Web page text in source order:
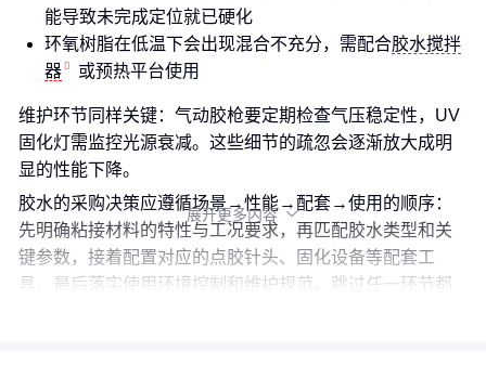
能导致未完成定位就已硬化
环氧树脂在低温下会出现混合不充分，需配合胶水搅拌
器
或预热平台使用
维护环节同样关键：气动胶枪要定期检查气压稳定性，UV
固化灯需监控光源衰减。这些细节的疏忽会逐渐放大成明
显的性能下降。
胶水的采购决策应遵循场景→性能→配套→使用的顺序：
先明确粘接材料的特性与工况要求，再匹配胶水类型和关
键参数，接着配置对应的点胶针头、固化设备等配套工
具，最后落实使用环境控制和维护规范。跳过任一环节都
展开更多内容 